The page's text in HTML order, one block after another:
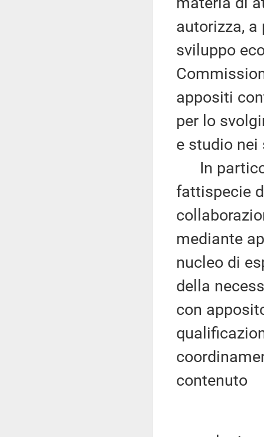
autorizza,
sviluppo
appositi
per lo
e studio
In
fattispecie
mediante
nucleo di
della
con
contenuto